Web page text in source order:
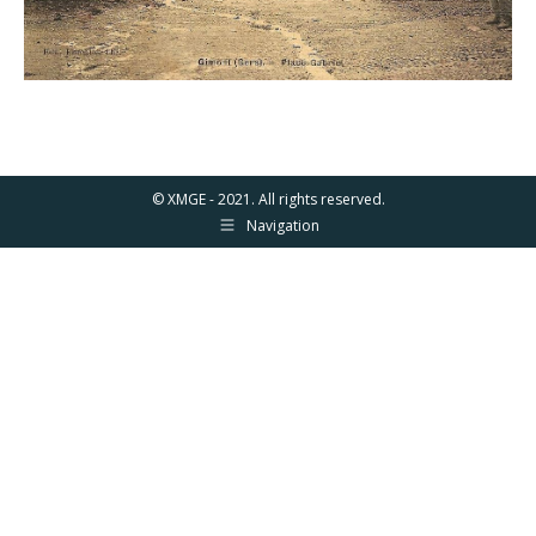
© XMGE - 2021. All rights reserved.
Navigation